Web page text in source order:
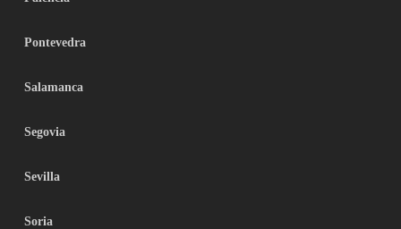
Pontevedra
Salamanca
Segovia
Sevilla
Soria